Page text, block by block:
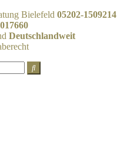
Bielefeld 05202-1509214
Deutschlandweit